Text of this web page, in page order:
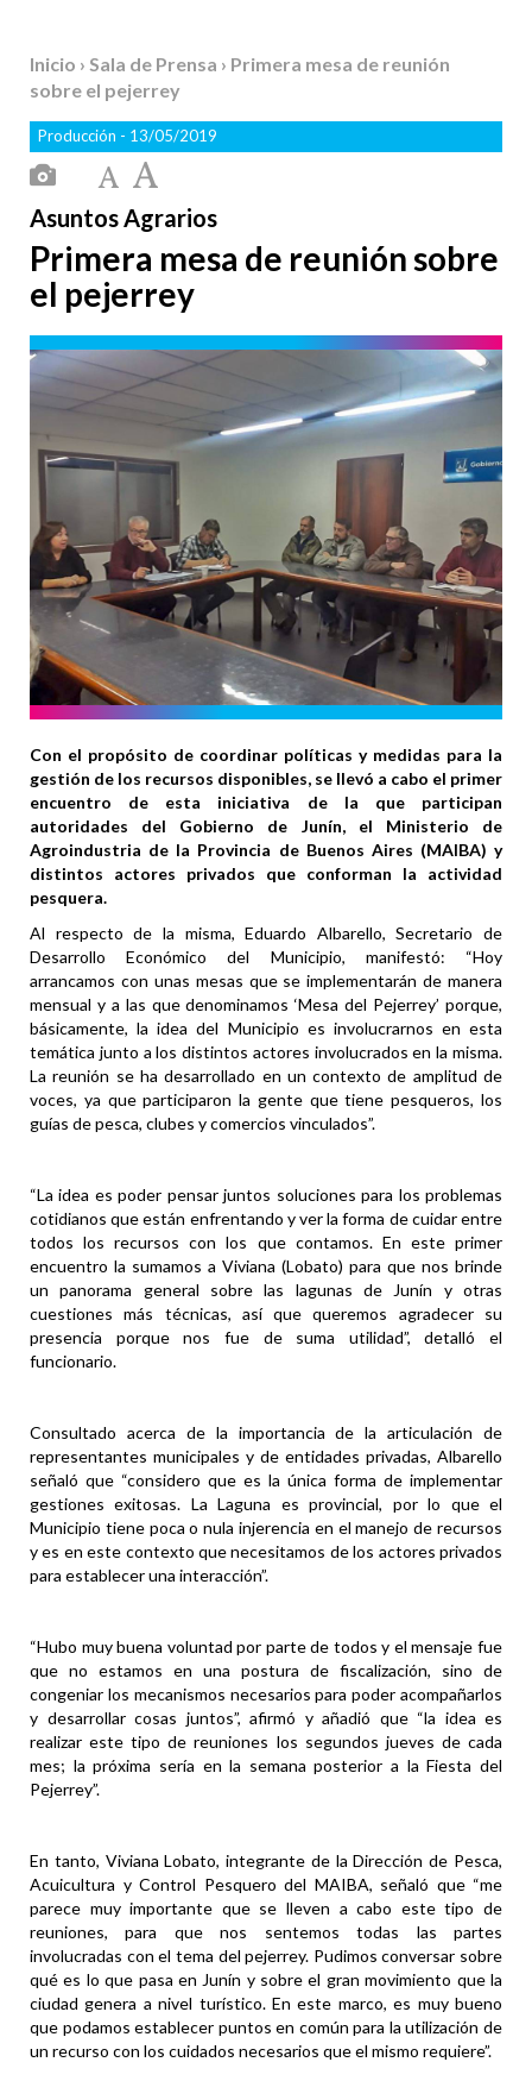
Inicio › Sala de Prensa › Primera mesa de reunión
sobre el pejerrey
Producción - 13/05/2019
Asuntos Agrarios
Primera mesa de reunión sobre
el pejerrey
Con el propósito de coordinar políticas y medidas para la
gestión de los recursos disponibles, se llevó a cabo el primer
encuentro de esta iniciativa de la que participan
autoridades del Gobierno de Junín, el Ministerio de
Agroindustria de la Provincia de Buenos Aires (MAIBA) y
distintos actores privados que conforman la actividad
pesquera.
Al respecto de la misma, Eduardo Albarello, Secretario de
Desarrollo Económico del Municipio, manifestó: “Hoy
arrancamos con unas mesas que se implementarán de manera
mensual y a las que denominamos ‘Mesa del Pejerrey’ porque,
básicamente, la idea del Municipio es involucrarnos en esta
temática junto a los distintos actores involucrados en la misma.
La reunión se ha desarrollado en un contexto de amplitud de
voces, ya que participaron la gente que tiene pesqueros, los
guías de pesca, clubes y comercios vinculados”.
“La idea es poder pensar juntos soluciones para los problemas
cotidianos que están enfrentando y ver la forma de cuidar entre
todos los recursos con los que contamos. En este primer
encuentro la sumamos a Viviana (Lobato) para que nos brinde
un panorama general sobre las lagunas de Junín y otras
cuestiones más técnicas, así que queremos agradecer su
presencia porque nos fue de suma utilidad”, detalló el
funcionario.
Consultado acerca de la importancia de la articulación de
representantes municipales y de entidades privadas, Albarello
señaló que “considero que es la única forma de implementar
gestiones exitosas. La Laguna es provincial, por lo que el
Municipio tiene poca o nula injerencia en el manejo de recursos
y es en este contexto que necesitamos de los actores privados
para establecer una interacción”.
“Hubo muy buena voluntad por parte de todos y el mensaje fue
que no estamos en una postura de fiscalización, sino de
congeniar los mecanismos necesarios para poder acompañarlos
y desarrollar cosas juntos”, afirmó y añadió que “la idea es
realizar este tipo de reuniones los segundos jueves de cada
mes; la próxima sería en la semana posterior a la Fiesta del
Pejerrey”.
En tanto, Viviana Lobato, integrante de la Dirección de Pesca,
Acuicultura y Control Pesquero del MAIBA, señaló que “me
parece muy importante que se lleven a cabo este tipo de
reuniones, para que nos sentemos todas las partes
involucradas con el tema del pejerrey. Pudimos conversar sobre
qué es lo que pasa en Junín y sobre el gran movimiento que la
ciudad genera a nivel turístico. En este marco, es muy bueno
que podamos establecer puntos en común para la utilización de
un recurso con los cuidados necesarios que el mismo requiere”.